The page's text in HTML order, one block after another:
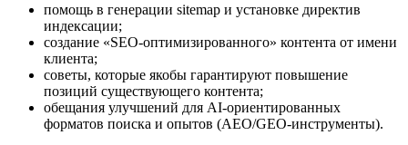
помощь в генерации sitemap и установке директив
индексации;
создание «SEO‑оптимизированного» контента от имени
клиента;
советы, которые якобы гарантируют повышение
позиций существующего контента;
обещания улучшений для AI‑ориентированных
форматов поиска и опытов (AEO/GEO‑инструменты).